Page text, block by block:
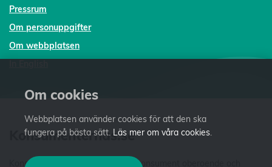
Pressrum
Om personuppgifter
Om webbplatsen
Konsumenternas.se
Konsumenternas.se ger dig som konsument oberoende och
Om cookies
Webbplatsen använder cookies för att den ska
fungera på bästa sätt. Läs mer om våra cookies.